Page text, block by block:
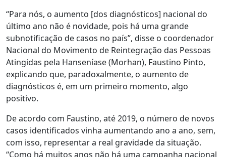
“Para nós, o aumento [dos diagnósticos] nacional do
último ano não é novidade, pois há uma grande
subnotificação de casos no país”, disse o coordenador
Nacional do Movimento de Reintegração das Pessoas
Atingidas pela Hanseníase (Morhan), Faustino Pinto,
explicando que, paradoxalmente, o aumento de
diagnósticos é, em um primeiro momento, algo
positivo.
De acordo com Faustino, até 2019, o número de novos
casos identificados vinha aumentando ano a ano, sem,
com isso, representar a real gravidade da situação.
“Como há muitos anos não há uma campanha nacional